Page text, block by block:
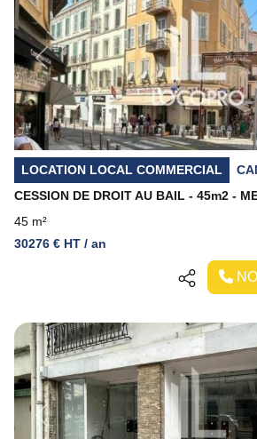
Previous
LOCATION LOCAL COMMERCIAL
CESSION DE DROIT AU BAIL - 45m2 -
45 m²
30276 € HT / an
Previous